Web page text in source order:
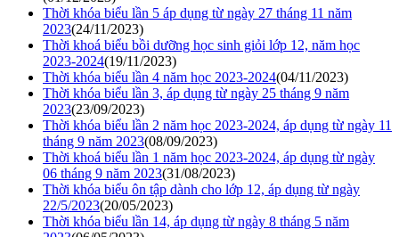
Thời khóa biểu lần 5 áp dụng từ ngày 27 tháng 11 năm
2023(24/11/2023)
Thời khoá biểu bồi dưỡng học sinh giỏi lớp 12, năm học
2023-2024(19/11/2023)
Thời khóa biểu lần 4 năm học 2023-2024(04/11/2023)
Thời khóa biểu lần 3, áp dụng từ ngày 25 tháng 9 năm
2023(23/09/2023)
Thời khóa biểu lần 2 năm học 2023-2024, áp dụng từ ngày 11
tháng 9 năm 2023(08/09/2023)
Thời khoá biểu lần 1 năm học 2023-2024, áp dụng từ ngày
06 tháng 9 năm 2023(31/08/2023)
Thời khóa biểu ôn tập dành cho lớp 12, áp dụng từ ngày
22/5/2023(20/05/2023)
Thời khóa biểu lần 14, áp dụng từ ngày 8 tháng 5 năm